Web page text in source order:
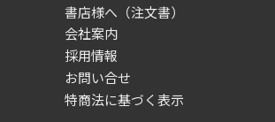
書店様へ（注文書）
会社案内
採用情報
お問い合せ
特商法に基づく表示